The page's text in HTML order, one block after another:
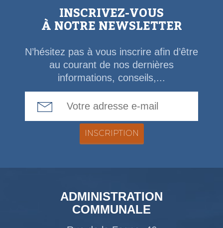
INSCRIVEZ-VOUS
À NOTRE NEWSLETTER
N’hésitez pas à vous inscrire afin d’être
au courant de nos dernières
informations, conseils,...
ADMINISTRATION
COMMUNALE